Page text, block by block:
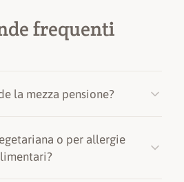
frequenti
la mezza pensione?
colazione
· 7:30 – 10:00
o per allergie